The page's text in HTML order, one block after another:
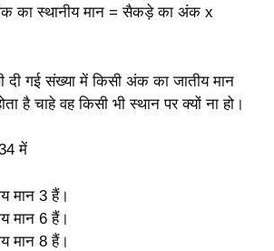
का स्थानीय मान = सैकड़े का अंक x
दी गई संख्या में किसी अंक का जातीय मान
है चाहे वह किसी भी स्थान पर क्यों ना हो।
में
मान 3 हैं।
मान 6 हैं।
मान 8 हैं।